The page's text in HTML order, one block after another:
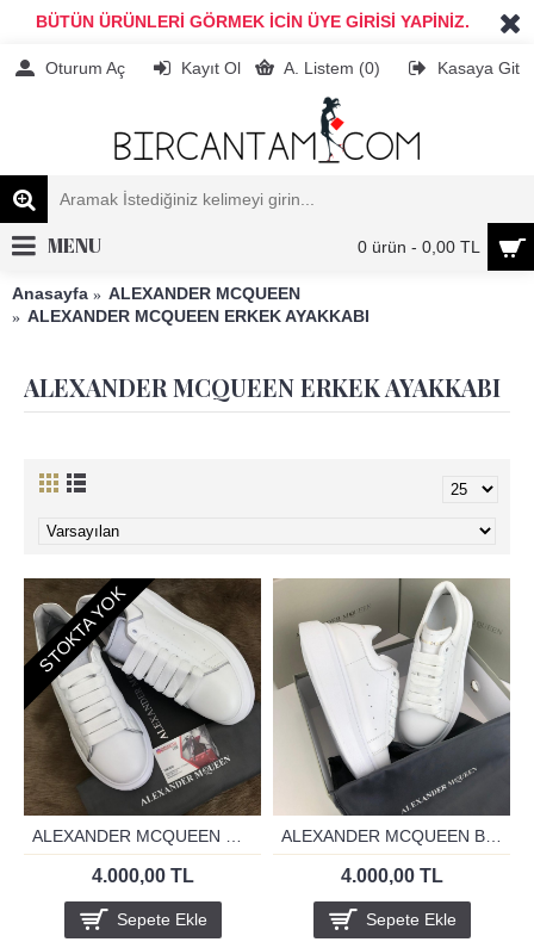
BÜTÜN ÜRÜNLERİ GÖRMEK İCİN ÜYE GİRİSİ YAPİNİZ.
Oturum Aç Kayıt Ol A. Listem (0) Kasaya Git
0 ürün - 0,00 TL
MENU
Anasayfa
ALEXANDER MCQUEEN
ALEXANDER MCQUEEN ERKEK AYAKKABI
ALEXANDER MCQUEEN ERKEK AYAKKABI
STOKTA YOK
4.000,00 TL
Sepete Ekle
4.000,00 TL
Sepete Ekle